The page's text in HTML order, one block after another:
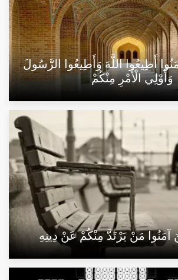
أَطِيعُوا اللَّهَ وَأَطِيعُوا الرَّسُولَ
وَأُوْلِي الْأَمْرِ مِنْكُمْ
آمَنُوا مَنْ يَرْتَدَّ مِنْكُمْ عَنْ دِينِهِ